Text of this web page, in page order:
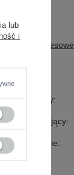
produktu:
spodnie dresowe
dominujący:
dominujący:
w pasie:
lub
i